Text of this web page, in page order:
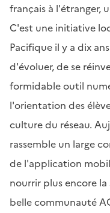
français à l'étranger,
C'est une initiative
Pacifique il y a dix
d'évoluer, de se
formidable outil
l'orientation des
culture du réseau.
rassemble un large
de l'application
nourrir plus encore
belle communauté